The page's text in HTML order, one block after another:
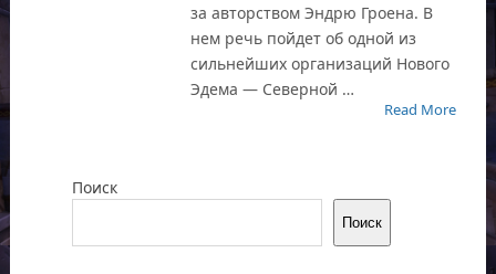
за авторством Эндрю Гроена. В
нем речь пойдет об одной из
сильнейших организаций Нового
Эдема — Северной …
Read More
Поиск
Поиск